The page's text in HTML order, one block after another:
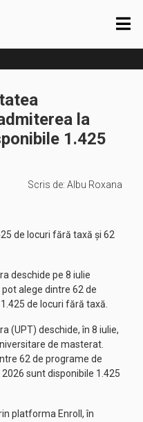
la
1.425
Scris de: Albu Roxana
de locuri fără taxă și 62
deschide pe 8 iulie
alege dintre 62 de
de locuri fără taxă.
(UPT) deschide, în 8 iulie,
de masterat.
62 de programe de
sunt disponibile 1.425
platforma Enroll, în